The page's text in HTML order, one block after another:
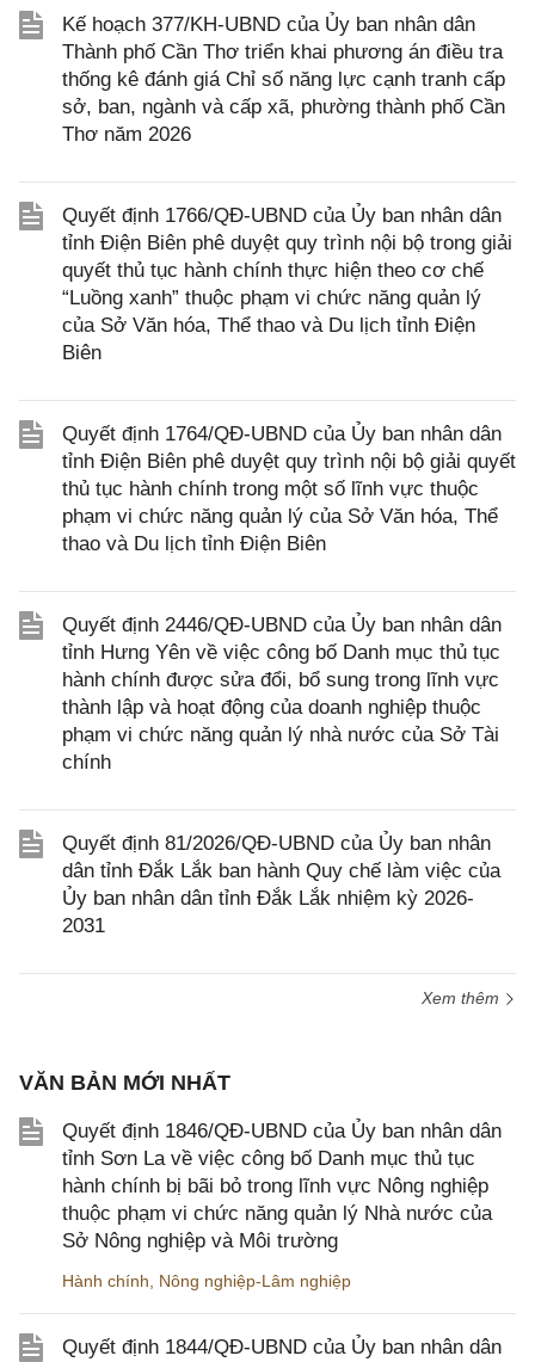
Kế hoạch 377/KH-UBND của Ủy ban nhân dân
Thành phố Cần Thơ triển khai phương án điều tra
thống kê đánh giá Chỉ số năng lực cạnh tranh cấp
sở, ban, ngành và cấp xã, phường thành phố Cần
Thơ năm 2026
Quyết định 1766/QĐ-UBND của Ủy ban nhân dân
tỉnh Điện Biên phê duyệt quy trình nội bộ trong giải
quyết thủ tục hành chính thực hiện theo cơ chế
“Luồng xanh” thuộc phạm vi chức năng quản lý
của Sở Văn hóa, Thể thao và Du lịch tỉnh Điện
Biên
Quyết định 1764/QĐ-UBND của Ủy ban nhân dân
tỉnh Điện Biên phê duyệt quy trình nội bộ giải quyết
thủ tục hành chính trong một số lĩnh vực thuộc
phạm vi chức năng quản lý của Sở Văn hóa, Thể
thao và Du lịch tỉnh Điện Biên
Quyết định 2446/QĐ-UBND của Ủy ban nhân dân
tỉnh Hưng Yên về việc công bố Danh mục thủ tục
hành chính được sửa đổi, bổ sung trong lĩnh vực
thành lập và hoạt động của doanh nghiệp thuộc
phạm vi chức năng quản lý nhà nước của Sở Tài
chính
Quyết định 81/2026/QĐ-UBND của Ủy ban nhân
dân tỉnh Đắk Lắk ban hành Quy chế làm việc của
Ủy ban nhân dân tỉnh Đắk Lắk nhiệm kỳ 2026-
2031
Xem thêm
VĂN BẢN MỚI NHẤT
Quyết định 1846/QĐ-UBND của Ủy ban nhân dân
tỉnh Sơn La về việc công bố Danh mục thủ tục
hành chính bị bãi bỏ trong lĩnh vực Nông nghiệp
thuộc phạm vi chức năng quản lý Nhà nước của
Sở Nông nghiệp và Môi trường
Hành chính Nông nghiệp-Lâm nghiệp
Quyết định 1844/QĐ-UBND của Ủy ban nhân dân